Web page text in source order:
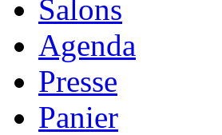
Salons
Agenda
Presse
Panier